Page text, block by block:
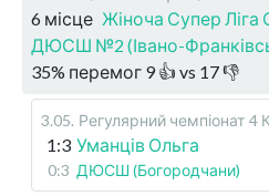
6 місце Жіноча Супер Ліга
ДЮСШ №2 (Івано-
35% перемог 9👍 vs 17👎
3.05. Регулярний чемпіонат 4
1:3 Уманців Ольга
0:3 ДЮСШ (Богородчани)